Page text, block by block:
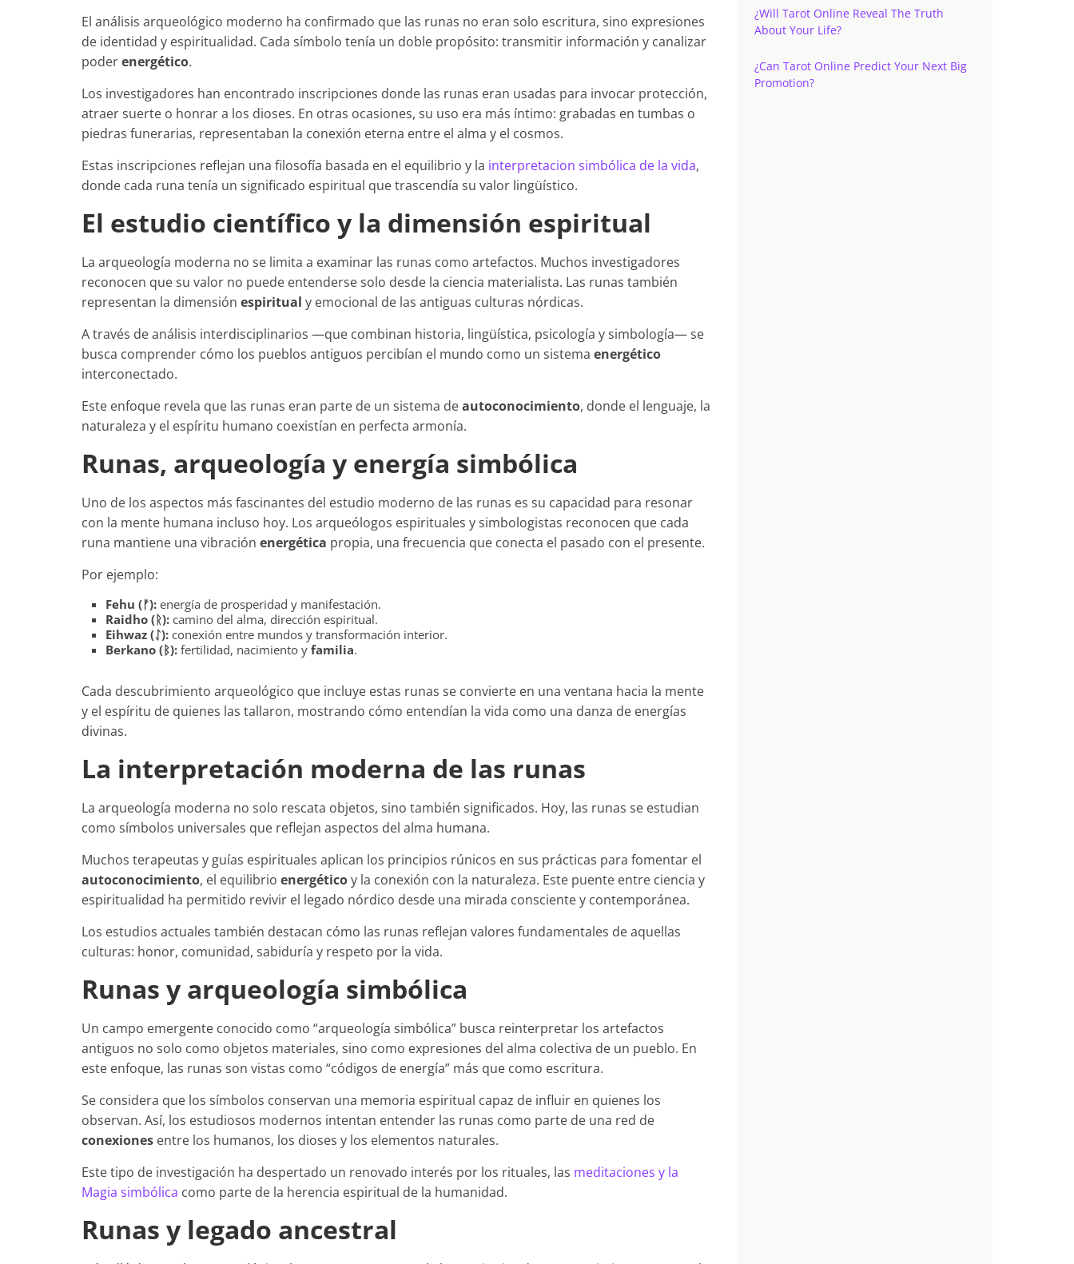
El análisis arqueológico moderno ha confirmado que las runas no eran solo escritura, sino expresiones
de identidad y espiritualidad. Cada símbolo tenía un doble propósito: transmitir información y canalizar
poderenergético.
Los investigadores han encontrado inscripciones donde las runas eran usadas para invocar protección,
atraer suerte o honrar a los dioses. En otras ocasiones, su uso era más íntimo: grabadas en tumbas o
piedras funerarias, representaban la conexión eterna entre el alma y el cosmos.
Estas inscripciones reflejan una filosofía basada en el equilibrio y la interpretacion simbólica de la vida,
donde cada runa tenía un significado espiritual que trascendía su valor lingüístico.
El estudio científico y la dimensión espiritual
La arqueología moderna no se limita a examinar las runas como artefactos. Muchos investigadores
reconocen que su valor no puede entenderse solo desde la ciencia materialista. Las runas también
representan la dimensión espiritual y emocional de las antiguas culturas nórdicas.
A través de análisis interdisciplinarios —que combinan historia, lingüística, psicología y simbología— se
busca comprender cómo los pueblos antiguos percibían el mundo como un sistema energético
interconectado.
Este enfoque revela que las runas eran parte de un sistema deautoconocimiento, donde el lenguaje, la
naturaleza y el espíritu humano coexistían en perfecta armonía.
Runas, arqueología y energía simbólica
Uno de los aspectos más fascinantes del estudio moderno de las runas es su capacidad para resonar
con la mente humana incluso hoy. Los arqueólogos espirituales y simbologistas reconocen que cada
runa mantiene una vibración energética propia, una frecuencia que conecta el pasado con el presente.
Por ejemplo:
Fehu (ᚠ): energía de prosperidad y manifestación.
Raidho (ᚱ): camino del alma, dirección espiritual.
Eihwaz (ᛇ): conexión entre mundos y transformación interior.
Berkano (ᛒ): fertilidad, nacimiento y familia.
Cada descubrimiento arqueológico que incluye estas runas se convierte en una ventana hacia la mente
y el espíritu de quienes las tallaron, mostrando cómo entendían la vida como una danza de energías
divinas.
La interpretación moderna de las runas
La arqueología moderna no solo rescata objetos, sino también significados. Hoy, las runas se estudian
como símbolos universales que reflejan aspectos del alma humana.
Muchos terapeutas y guías espirituales aplican los principios rúnicos en sus prácticas para fomentar el
autoconocimiento, el equilibrio energéticoy la conexión con la naturaleza. Este puente entre ciencia y
espiritualidad ha permitido revivir el legado nórdico desde una mirada consciente y contemporánea.
Los estudios actuales también destacan cómo las runas reflejan valores fundamentales de aquellas
culturas: honor, comunidad, sabiduría y respeto por la vida.
Runas y arqueología simbólica
Un campo emergente conocido como “arqueología simbólica” busca reinterpretar los artefactos
antiguos no solo como objetos materiales, sino como expresiones del alma colectiva de un pueblo. En
este enfoque, las runas son vistas como “códigos de energía” más que como escritura.
Se considera que los símbolos conservan una memoria espiritual capaz de influir en quienes los
observan. Así, los estudiosos modernos intentan entender las runas como parte de una red de
conexiones entre los humanos, los dioses y los elementos naturales.
Este tipo de investigación ha despertado un renovado interés por los rituales, las meditaciones y la
Magia simbólica como parte de la herencia espiritual de la humanidad.
Runas y legado ancestral
¿Will Tarot Online Reveal The Truth
About Your Life?
¿Can Tarot Online Predict Your Next Big
Promotion?